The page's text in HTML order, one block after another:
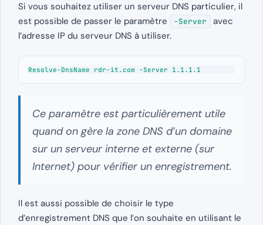
Si vous souhaitez utiliser un serveur DNS particulier, il
est possible de passer le paramètre
-Server
avec
l’adresse IP du serveur DNS à utiliser.
Resolve-DnsName rdr-it.com -Server 1.1.1.1
Ce paramètre est particulièrement utile
quand on gère la zone DNS d’un domaine
sur un serveur interne et externe (sur
Internet) pour vérifier un enregistrement.
Il est aussi possible de choisir le type
d’enregistrement DNS que l’on souhaite en utilisant le